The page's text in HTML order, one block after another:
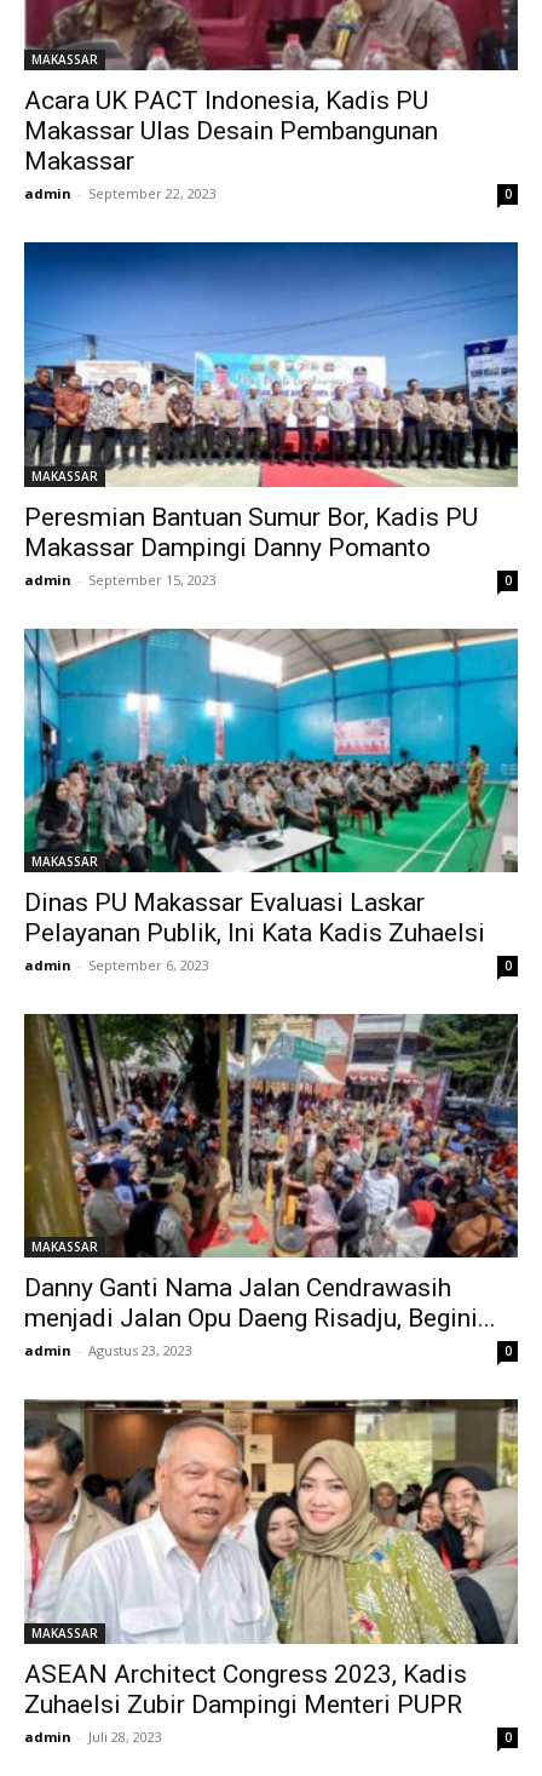
MAKASSAR
Acara UK PACT Indonesia, Kadis PU
Makassar Ulas Desain Pembangunan
Makassar
admin - September 22, 2023 0
MAKASSAR
Peresmian Bantuan Sumur Bor, Kadis PU
Makassar Dampingi Danny Pomanto
admin - September 15, 2023 0
MAKASSAR
Dinas PU Makassar Evaluasi Laskar
Pelayanan Publik, Ini Kata Kadis Zuhaelsi
admin - September 6, 2023 0
MAKASSAR
Danny Ganti Nama Jalan Cendrawasih
menjadi Jalan Opu Daeng Risadju, Begini...
admin - Agustus 23, 2023 0
MAKASSAR
ASEAN Architect Congress 2023, Kadis
Zuhaelsi Zubir Dampingi Menteri PUPR
admin - Juli 28, 2023 0